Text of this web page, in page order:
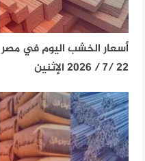
أسعار الخشب اليوم في مصر
22 /7 / 2026 الإثنين